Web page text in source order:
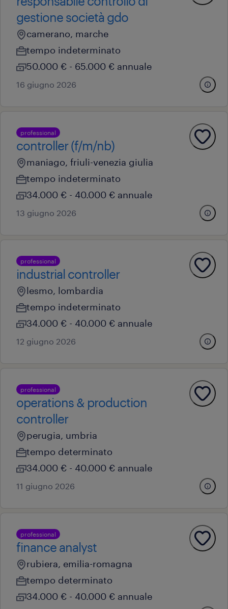
gestione società gdo
camerano, marche
tempo indeterminato
50.000 € - 65.000 € annuale
16 giugno 2026
professional
controller (f/m/nb)
maniago, friuli-venezia giulia
tempo indeterminato
34.000 € - 40.000 € annuale
13 giugno 2026
professional
industrial controller
lesmo, lombardia
tempo indeterminato
34.000 € - 40.000 € annuale
12 giugno 2026
professional
operations & production
controller
perugia, umbria
tempo determinato
34.000 € - 40.000 € annuale
11 giugno 2026
professional
finance analyst
rubiera, emilia-romagna
tempo determinato
34.000 € - 40.000 € annuale